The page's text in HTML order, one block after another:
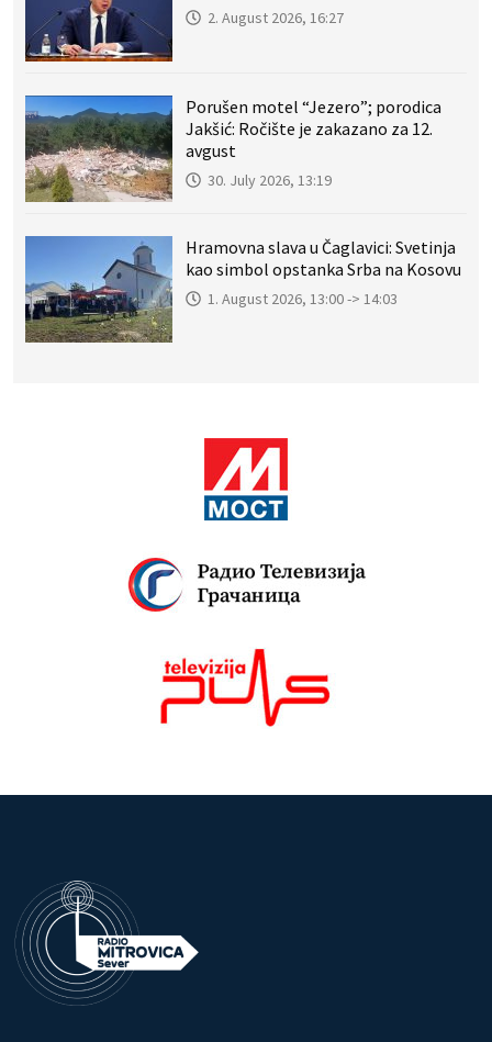
2. August 2026, 16:27
Porušen motel “Jezero”; porodica
Jakšić: Ročište je zakazano za 12.
avgust
30. July 2026, 13:19
Hramovna slava u Čaglavici: Svetinja
kao simbol opstanka Srba na Kosovu
1. August 2026, 13:00 -> 14:03